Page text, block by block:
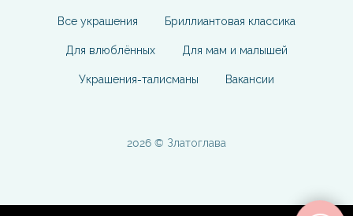
Все украшения Бриллиантовая классика
Для влюблённых Для мам и малышей
Украшения-талисманы Вакансии
2026 © Златоглава